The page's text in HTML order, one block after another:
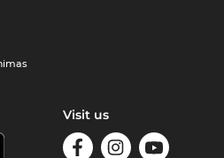
Visit us